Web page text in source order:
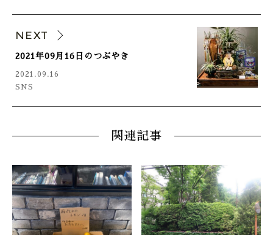
NEXT
2021年09月16日のつぶやき
2021.09.16
SNS
関連記事